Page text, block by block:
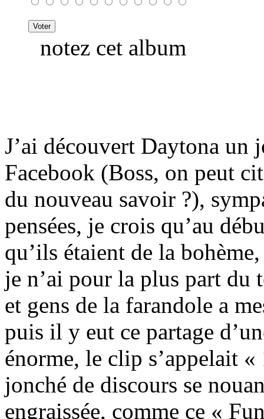
notez cet album
J’ai découvert Daytona un
Facebook (Boss, on peut
du nouveau savoir ?),
pensées, je crois qu’au
qu’ils étaient de la
je n’ai pour la plus part du
et gens de la farandole a
puis il y eut ce partage
énorme, le clip s’appelait
jonché de discours se
engraissée, comme ce «